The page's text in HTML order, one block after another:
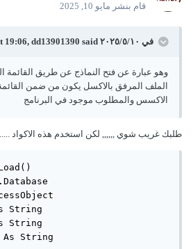
قام بنشر مايو 10, 2025
في ١٠‏/٥‏/٢٠٢٥ at 19:06, dd13901390said:
وهو عبارة عن فتح النماذج عن طريق القائمة
الاكسس والمطلوب موجود في البرنامج
طلبك غريب شوي ,,,,,, لكن استخدم هذه الاكواد